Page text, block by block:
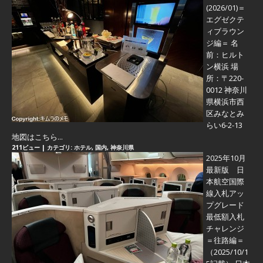
(2026/01)＝
エグゼクテ
ィブラウン
ジ編＝ 名
前：ヒルト
ン横浜 場
所：〒220-
0012 神奈川
県横浜市西
区みなとみ
らい6-2-13
地図はこちら...
211ビュー | カテゴリ: ホテル, 国内, 神奈川県
2025年10月
最新版 日
本航空国際
線入札アッ
プグレード
最低額入札
チャレンジ
＝往路編＝
（2025/10/1